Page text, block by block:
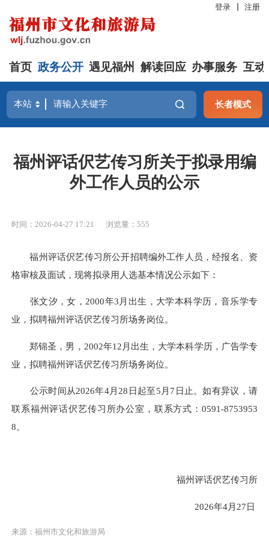
登录 注册
首页 政务公开 遇见福州 解读回应 办事服务 互动
长者模式
福州评话伬艺传习所关于拟录用编
外工作人员的公示
时间：2026-04-27 17:21 浏览量：555
福州评话伬艺传习所公开招聘编外工作人员，经报名、资
格审核及面试，现将拟录用人选基本情况公示如下：
张文汐，女，2000年3月出生，大学本科学历，音乐学专
业，拟聘福州评话伬艺传习所场务岗位。
郑锦圣，男，2002年12月出生，大学本科学历，广告学专
业，拟聘福州评话伬艺传习所场务岗位。
公示时间从2026年4月28日起至5月7日止。如有异议，请
联系福州评话伬艺传习所办公室，联系方式：0591-8753953
8。
福州评话伬艺传习所
2026年4月27日
来源：福州市文化和旅游局